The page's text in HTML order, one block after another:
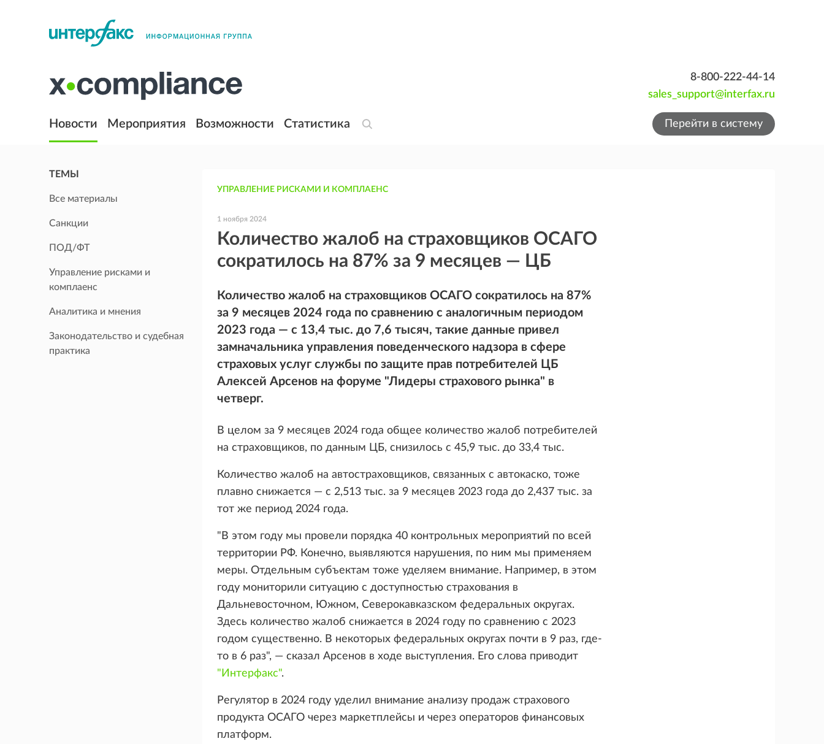
8-800-222-44-14
sales_support@interfax.ru
Новости Мероприятия Возможности Статистика Перейти в систему
ТЕМЫ
Все материалы
Санкции
ПОД/ФТ
Управление рисками и
комплаенс
Аналитика и мнения
Законодательство и судебная
практика
УПРАВЛЕНИЕ РИСКАМИ И КОМПЛАЕНС
1 ноября 2024
Количество жалоб на страховщиков ОСАГО
сократилось на 87% за 9 месяцев — ЦБ
Количество жалоб на страховщиков ОСАГО сократилось на 87%
за 9 месяцев 2024 года по сравнению с аналогичным периодом
2023 года — с 13,4 тыс. до 7,6 тысяч, такие данные привел
замначальника управления поведенческого надзора в сфере
страховых услуг службы по защите прав потребителей ЦБ
Алексей Арсенов на форуме "Лидеры страхового рынка" в
четверг.
В целом за 9 месяцев 2024 года общее количество жалоб потребителей
на страховщиков, по данным ЦБ, снизилось с 45,9 тыс. до 33,4 тыс.
Количество жалоб на автостраховщиков, связанных с автокаско, тоже
плавно снижается — с 2,513 тыс. за 9 месяцев 2023 года до 2,437 тыс. за
тот же период 2024 года.
"В этом году мы провели порядка 40 контрольных мероприятий по всей
территории РФ. Конечно, выявляются нарушения, по ним мы применяем
меры. Отдельным субъектам тоже уделяем внимание. Например, в этом
году мониторили ситуацию с доступностью страхования в
Дальневосточном, Южном, Северокавказском федеральных округах.
Здесь количество жалоб снижается в 2024 году по сравнению с 2023
годом существенно. В некоторых федеральных округах почти в 9 раз, где-
то в 6 раз", — сказал Арсенов в ходе выступления. Его слова приводит
"Интерфакс".
Регулятор в 2024 году уделил внимание анализу продаж страхового
продукта ОСАГО через маркетплейсы и через операторов финансовых
платформ.